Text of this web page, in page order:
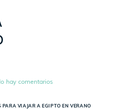
hay comentarios
PARA VIAJAR A EGIPTO EN VERANO